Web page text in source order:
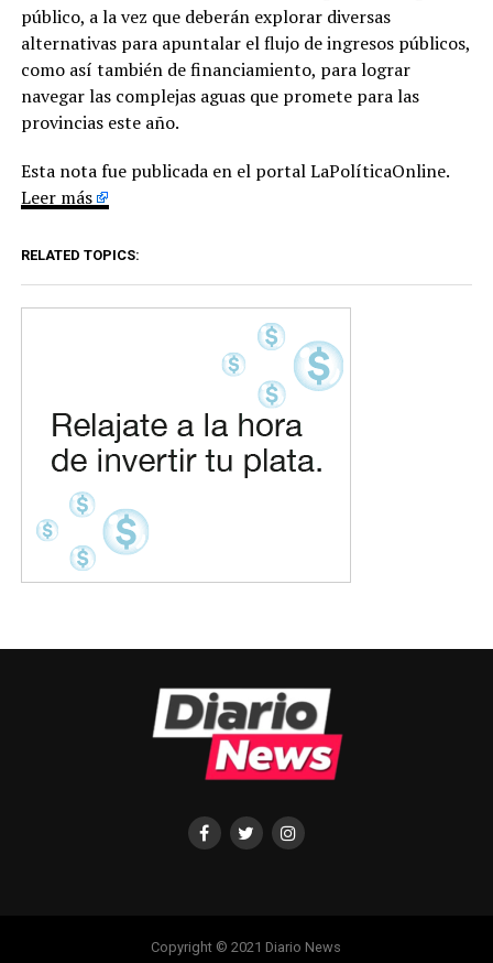
público, a la vez que deberán explorar diversas
alternativas para apuntalar el flujo de ingresos públicos,
como así también de financiamiento, para lograr
navegar las complejas aguas que promete para las
provincias este año.
Esta nota fue publicada en el portal LaPolíticaOnline.
Leer más
RELATED TOPICS:
Copyright © 2021 Diario News